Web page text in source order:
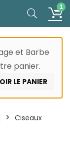
1
et Barbe
panier.
LE PANIER
Ciseaux